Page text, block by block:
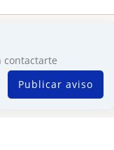
contactarte
Publicar aviso